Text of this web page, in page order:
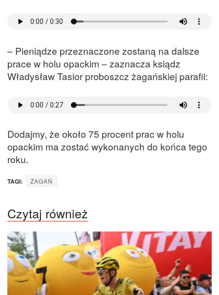
– Pieniądze przeznaczone zostaną na dalsze
prace w holu opackim – zaznacza ksiądz
Władysław Tasior proboszcz żagańskiej parafii:
Dodajmy, że około 75 procent prac w holu
opackim ma zostać wykonanych do końca tego
roku.
TAGI: ŻAGAŃ
Czytaj również